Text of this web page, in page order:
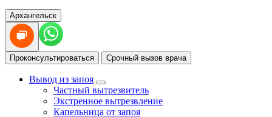
Архангельск
Проконсультироваться Срочный вызов врача
Вывод из запоя
Частный вытрезвитель
Экстренное вытрезвление
Капельница от запоя